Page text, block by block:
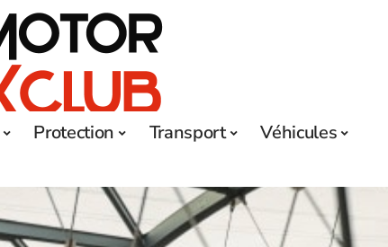
Protection Transport Véhicules